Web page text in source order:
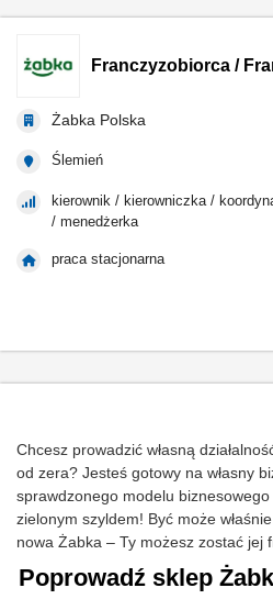
Franczyzobiorca /
Żabka Polska
Ślemień
kierownik / kierowniczka /
/ menedżerka
praca stacjonarna
Chcesz prowadzić własną
od zera? Jesteś gotowy na własny
sprawdzonego modelu
zielonym szyldem! Być może
nowa Żabka – Ty możesz zostać jej
Poprowadź sklep